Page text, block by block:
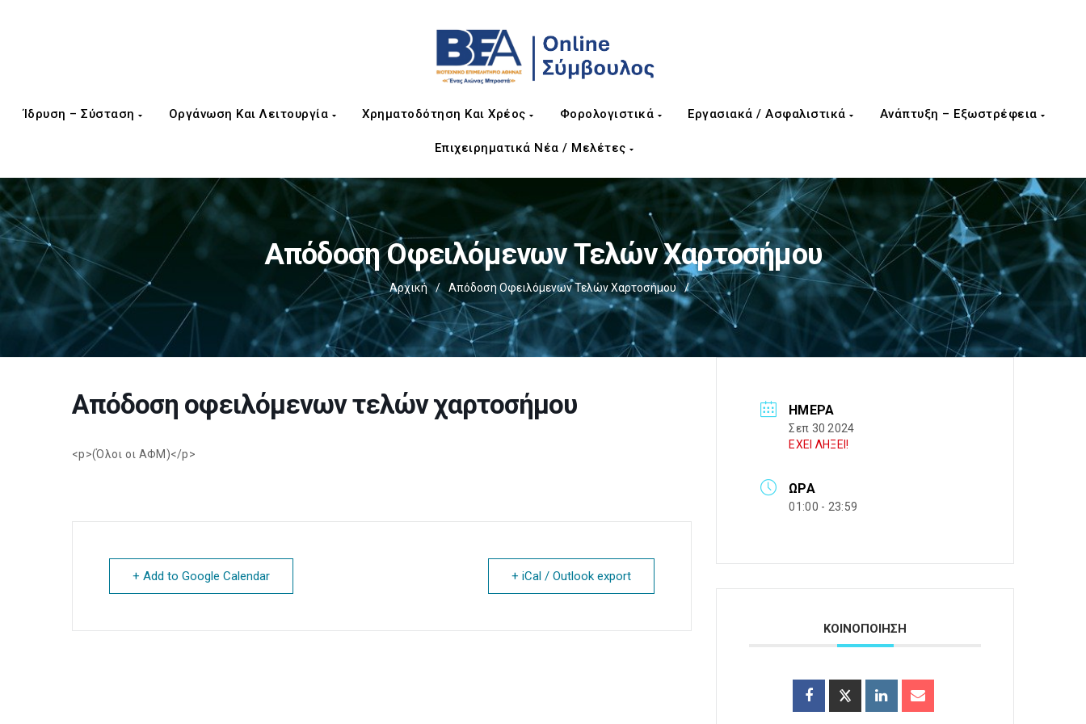
Ίδρυση – Σύσταση Οργάνωση Και Λειτουργία Χρηματοδότηση Και Χρέος Φορολογιστικά Εργασιακά / Ασφαλιστικά Ανάπτυξη – Εξωστρέφεια
Επιχειρηματικά Νέα / Μελέτες
Απόδοση Οφειλόμενων Τελών Χαρτοσήμου
Αρχική / Απόδοση Οφειλόμενων Τελών Χαρτοσήμου /
Απόδοση οφειλόμενων τελών χαρτοσήμου
<p>(Όλοι οι ΑΦΜ)</p>
+ Add to Google Calendar + iCal / Outlook export
ΗΜΈΡΑ
Σεπ 30 2024
ΕΧΕΙ ΛΗΞΕΙ!
ΏΡΑ
01:00 - 23:59
ΚΟΙΝΟΠΟΙΗΣΗ